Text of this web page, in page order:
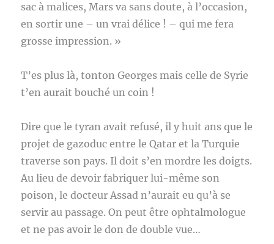
sac à malices, Mars va sans doute, à l’occasion,
en sortir une – un vrai délice ! – qui me fera
grosse impression. »
T’es plus là, tonton Georges mais celle de Syrie
t’en aurait bouché un coin !
Dire que le tyran avait refusé, il y huit ans que le
projet de gazoduc entre le Qatar et la Turquie
traverse son pays. Il doit s’en mordre les doigts.
Au lieu de devoir fabriquer lui-même son
poison, le docteur Assad n’aurait eu qu’à se
servir au passage. On peut être ophtalmologue
et ne pas avoir le don de double vue…